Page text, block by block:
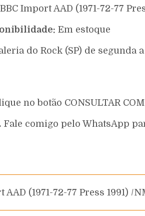
Import AAD (1971-72-77
Em estoque
do Rock (SP) de segunda
no botão CONSULTAR COM
Fale comigo pelo WhatsApp